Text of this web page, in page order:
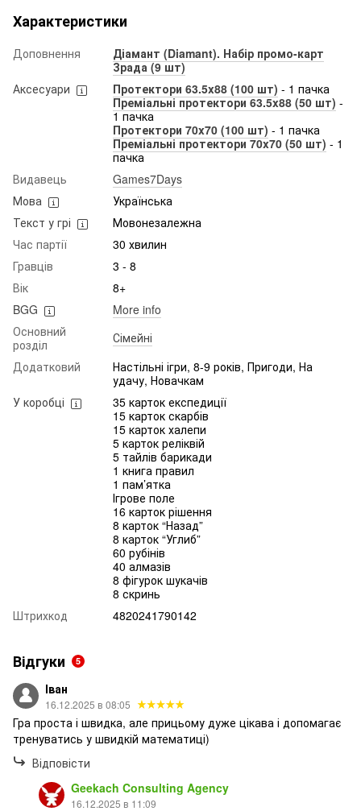
Характеристики
Доповнення
Діамант (Diamant). Набір промо-карт
Зрада (9 шт)
Аксесуари
Протектори 63.5x88 (100 шт) - 1 пачка
Преміальні протектори 63.5x88 (50 шт) -
1 пачка
Протектори 70x70 (100 шт) - 1 пачка
Преміальні протектори 70x70 (50 шт) - 1
пачка
Видавець
Games7Days
Мова
Українська
Текст у грі
Мовонезалежна
Час партії
30 хвилин
Гравців
3 - 8
Вік
8+
BGG
More info
Основний
розділ
Сімейні
Додатковий
Настільні ігри, 8-9 років, Пригоди, На
удачу, Новачкам
У коробці
35 карток експедиції
15 карток скарбів
15 карток халепи
5 карток реліквій
5 тайлів барикади
1 книга правил
1 пам’ятка
Ігрове поле
16 карток рішення
8 карток “Назад”
8 карток “Углиб”
60 рубінів
40 алмазів
8 фігурок шукачів
8 скринь
Штрихкод
4820241790142
Відгуки 5
Іван
16.12.2025 в 08:05
Гра проста і швидка, але прицьому дуже цікава і допомагає
тренуватись у швидкій математиці)
Відповісти
Geekach Consulting Agency
16.12.2025 в 11:09